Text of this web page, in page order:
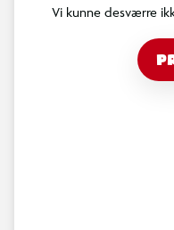
Vi kunne desværre